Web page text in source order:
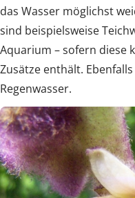
das Wasser möglichst
sind beispielsweise
Aquarium – sofern diese
Zusätze enthält.
Regenwasser.